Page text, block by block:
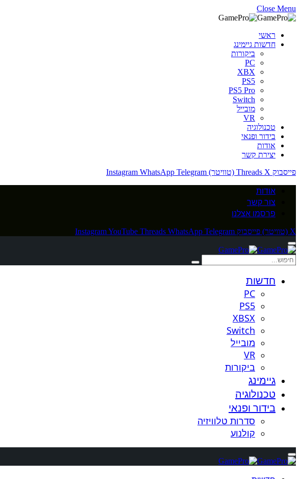
Close Menu
ראשי
חדשות גיימינג
ביקורות
PC
XBX
PS5
PS5 Pro
Switch
מובייל
VR
טכנולוגיה
בידור ופנאי
אודות
יצירת קשר
פייסבוק
Threads X (טוויטר) Instagram WhatsApp Telegram
אודות
צור קשר
פרסמו אצלנו
X (טוויטר) פייסבוק InstagramYouTube Threads WhatsApp Telegram
חדשות
PC
PS5
XBSX
Switch
מובייל
VR
ביקורות
גיימינג
טכנולוגיה
בידור ופנאי
סדרות טלוויזיה
קולנוע